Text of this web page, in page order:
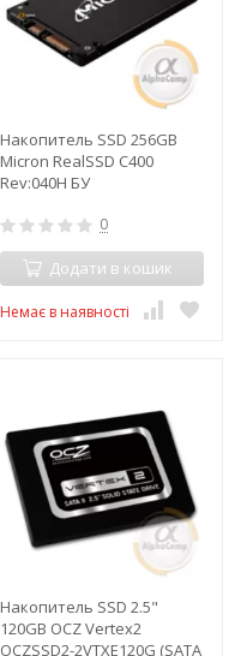
Накопитель SSD 256GB
Micron RealSSD C400
Rev:040H БУ
0
Додати в кошик
Немає в наявності
Накопитель SSD 2.5"
120GB OCZ Vertex2
OCZSSD2-2VTXE120G (SATA